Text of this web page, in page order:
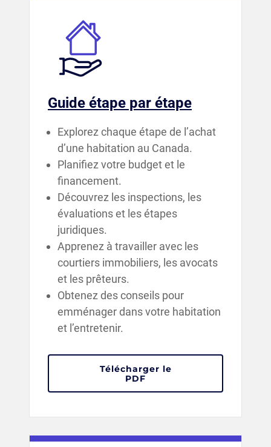
Guide étape par étape
Explorez chaque étape de l’achat
d’une habitation au Canada.
Planifiez votre budget et le
financement.
Découvrez les inspections, les
évaluations et les étapes
juridiques.
Apprenez à travailler avec les
courtiers immobiliers, les avocats
et les prêteurs.
Obtenez des conseils pour
emménager dans votre habitation
et l’entretenir.
Télécharger le
PDF